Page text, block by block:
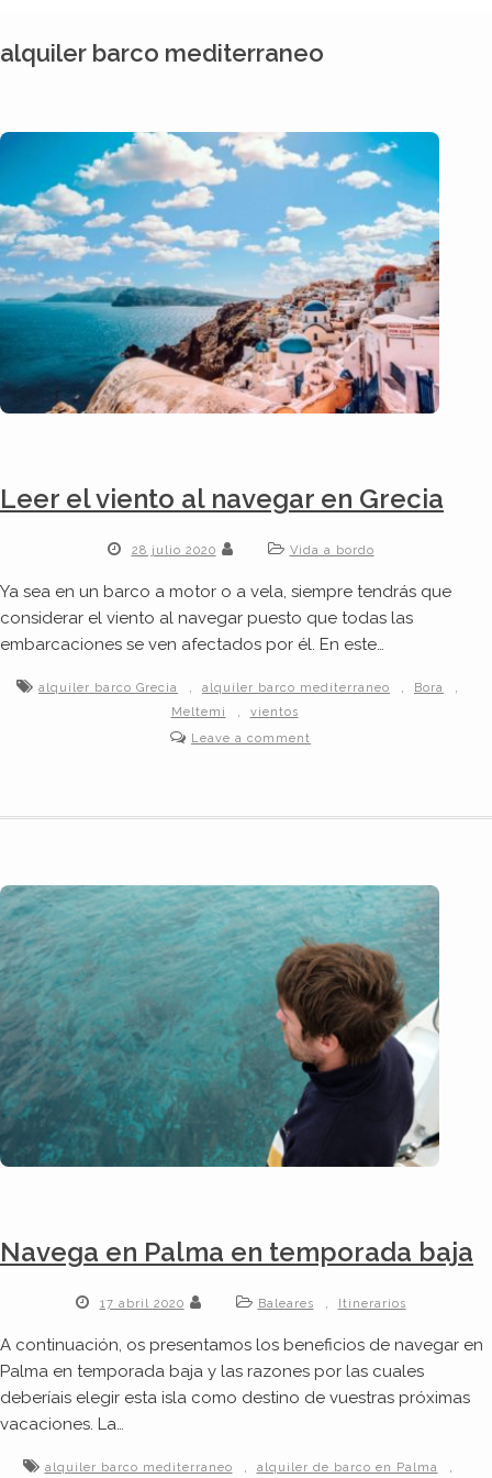
alquiler barco mediterraneo
Leer el viento al navegar en Grecia
28 julio 2020 Vida a bordo
Ya sea en un barco a motor o a vela, siempre tendrás que
considerar el viento al navegar puesto que todas las
embarcaciones se ven afectados por él. En este…
alquiler barco Grecia , alquiler barco mediterraneo , Bora ,
Meltemi ,
vientos
Leave a comment
Navega en Palma en temporada baja
17 abril 2020 Baleares , Itinerarios
A continuación, os presentamos los beneficios de navegar en
Palma en temporada baja y las razones por las cuales
deberíais elegir esta isla como destino de vuestras próximas
vacaciones. La…
alquiler barco mediterraneo , alquiler de barco en Palma ,